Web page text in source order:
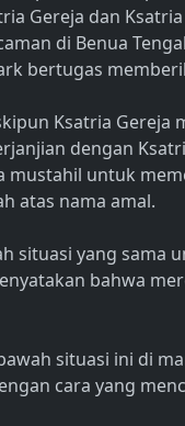
Gereja dan
di Benua
bertugas
Ksatria Gereja
dengan
mustahil untuk
atas nama amal.
situasi yang sama
bahwa
situasi ini di
cara yang